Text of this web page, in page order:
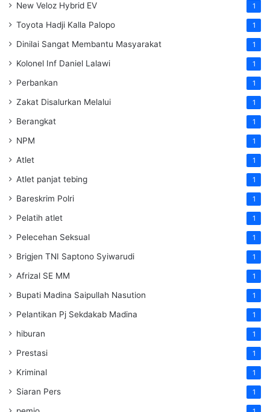
New Veloz Hybrid EV 1
Toyota Hadji Kalla Palopo 1
Dinilai Sangat Membantu Masyarakat 1
Kolonel Inf Daniel Lalawi 1
Perbankan 1
Zakat Disalurkan Melalui 1
Berangkat 1
NPM 1
Atlet 1
Atlet panjat tebing 1
Bareskrim Polri 1
Pelatih atlet 1
Pelecehan Seksual 1
Brigjen TNI Saptono Syiwarudi 1
Afrizal SE MM 1
Bupati Madina Saipullah Nasution 1
Pelantikan Pj Sekdakab Madina 1
hiburan 1
Prestasi 1
Kriminal 1
Siaran Pers 1